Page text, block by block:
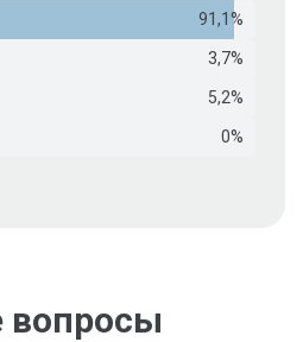
91,1%
3,7%
5,2%
0%
вопросы